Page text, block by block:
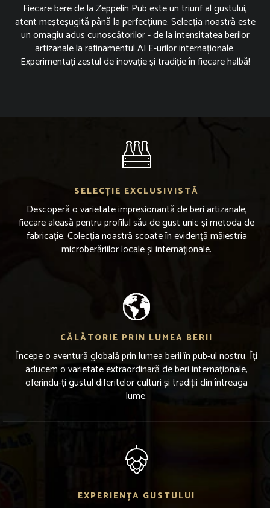
Fiecare bere de la Zeppelin Pub este un triunf al gustului,
atent meșteșugită până la perfecțiune. Selecția noastră este
un omagiu adus cunoscătorilor - de la intensitatea berilor
artizanale la rafinamentul ALE-urilor internaționale.
Experimentați zestul de inovație și tradiție în fiecare halbă!
SELECȚIE EXCLUSIVISTĂ
Descoperă o varietate impresionantă de beri artizanale,
fiecare aleasă pentru profilul său de gust unic și metoda de
fabricație. Colecția noastră scoate în evidență măiestria
microberăriilor locale și internaționale.
CĂLĂTORIE PRIN LUMEA BERII
Începe o aventură globală prin lumea berii în pub-ul nostru. Îți
aducem o varietate extraordinară de beri internaționale,
oferindu-ți gustul diferitelor culturi și tradiții din întreaga
lume.
EXPERIENȚA GUSTULUI